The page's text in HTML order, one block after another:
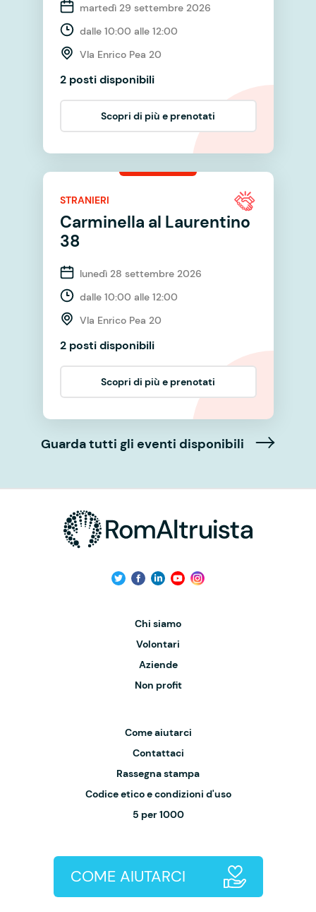
martedì 29 settembre 2026
dalle 10:00 alle 12:00
VIa Enrico Pea 20
2 posti disponibili
Scopri di più e prenotati
STRANIERI
Carminella al Laurentino
38
lunedì 28 settembre 2026
dalle 10:00 alle 12:00
VIa Enrico Pea 20
2 posti disponibili
Scopri di più e prenotati
Guarda tutti gli eventi disponibili
Chi siamo
Volontari
Aziende
Non profit
Come aiutarci
Contattaci
Rassegna stampa
Codice etico e condizioni d'uso
5 per 1000
COME AIUTARCI